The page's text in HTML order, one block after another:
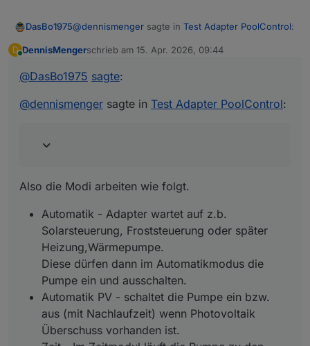
DasBo1975@dennismenger sagte in Test Adapter PoolControl:
Automatikmodus ja völlig verkehrt interpretiert.
Und wo liegt der Unterschied dann zum
Modus Automatik (PV)?
Automatik PV - schaltet die Pumpe ein bzw.
Überschuss vorhanden ist.
Zeit - Im Zeitmodul läuft die Pumpe zu den
eingestellten Tagen/Uhrzeiten.
Manuell - Pumpe reagiert nicht mehr auf Solar,
Frost oder künftig
Heizung/Wärmepumpensteuerung.
Sicherheitsfunktionen können aber zusätzlich
aktiviert werden. Wie z.B. der Frostwächter.
D DennisMengerschrieb am 15. Apr. 2026, 09:44
zuletzt editiert von
@DasBo1975 sagte:
@dennismenger sagte in Test Adapter PoolControl:
Also die Modi arbeiten wie folgt.
Automatik - Adapter wartet auf z.b.
Solarsteuerung, Froststeuerung oder später
Heizung,Wärmepumpe.
Diese dürfen dann im Automatikmodus die
Pumpe ein und ausschalten.
Automatik PV - schaltet die Pumpe ein bzw.
aus (mit Nachlaufzeit) wenn Photovoltaik
Überschuss vorhanden ist.